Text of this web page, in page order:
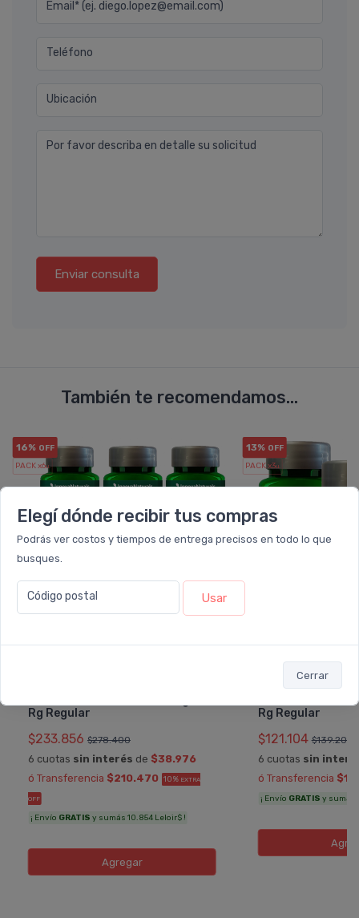
Elegí dónde recibir tus compras
Podrás ver costos y tiempos de entrega precisos en todo lo que
busques.
Código postal Usar
Cerrar
Email* (ej. diego.lopez@email.com)
Teléfono
Ubicación
Por favor describa en detalle su solicitud
Enviar consulta
También te recomendamos...
16% OFF
PACK x6u.
Rg Regular
$233.856 $278.400
6 cuotas sin interés de $38.976
ó Transferencia $210.470 10% EXTRA
OFF
¡ Envío GRATIS y sumás 10.854 Leloir$ !
Agregar
13% OFF
PACK x3u.
Pack 3
Rg Regular
$121.104 $139.200
6 cuotas sin
ó Transferencia
¡ Envío GRATIS y sumás